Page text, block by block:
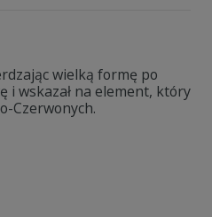
wielką formę po
i wskazał na element, który
Czerwonych.